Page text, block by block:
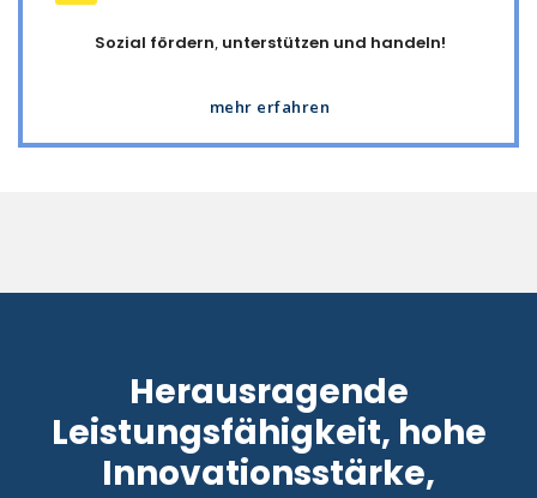
Sozial fördern, unterstützen und handeln!
mehr erfahren
Herausragende
Leistungsfähigkeit, hohe
Innovationsstärke,